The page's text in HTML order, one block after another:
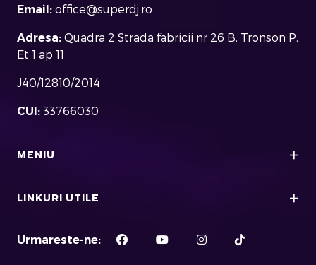
Email: office@superdj.ro
Adresa: Quadra 2 Strada fabricii nr 26 B, Tronson P,
Et 1 ap 11
J40/12810/2014
CUI: 33766030
MENIU
LINKURI UTILE
Urmareste-ne: